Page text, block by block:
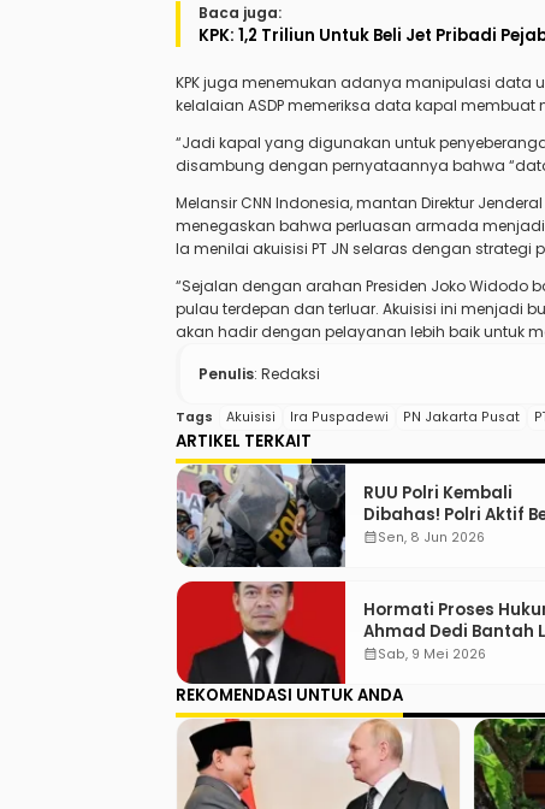
Baca juga:
KPK: 1,2 Triliun Untuk Beli Jet Pribadi
KPK juga menemukan adanya manipulasi data
kelalaian ASDP memeriksa data kapal
“Jadi kapal yang digunakan untuk
disambung dengan pernyataannya bahwa
Melansir CNN Indonesia, mantan Direktur
menegaskan bahwa perluasan armada
Ia menilai akuisisi PT JN selaras dengan
“Sejalan dengan arahan Presiden Joko Widodo
pulau terdepan dan terluar. Akuisisi ini menjadi
akan hadir dengan pelayanan lebih baik untuk
Penulis: Redaksi
Tags Akuisisi Ira Puspadewi PN Jakarta Pusat
ARTIKEL TERKAIT
RUU Polri Kembali
Dibahas! Polri Aktif
Menjabat Di Manapun
calendar_monthSen, 8 Jun 2026
Hormati Proses
Ahmad Dedi Bantah
karena Dugaan
calendar_monthSab, 9 Mei 2026
REKOMENDASI UNTUK ANDA